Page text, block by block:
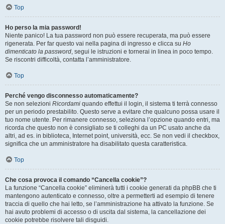
Top
Ho perso la mia password!
Niente panico! La tua password non può essere recuperata, ma può essere
rigenerata. Per far questo vai nella pagina di ingresso e clicca su Ho
dimenticato la password, segui le istruzioni e tornerai in linea in poco tempo.
Se riscontri difficoltà, contatta l’amministratore.
Top
Perché vengo disconnesso automaticamente?
Se non selezioni Ricordami quando effettui il login, il sistema ti terrà connesso
per un periodo prestabilito. Questo serve a evitare che qualcuno possa usare il
tuo nome utente. Per rimanere connesso, seleziona l’opzione quando entri, ma
ricorda che questo non è consigliato se ti colleghi da un PC usato anche da
altri, ad es. in biblioteca, Internet point, università, ecc. Se non vedi il checkbox,
significa che un amministratore ha disabilitato questa caratteristica.
Top
Che cosa provoca il comando “Cancella cookie”?
La funzione “Cancella cookie” eliminerà tutti i cookie generati da phpBB che ti
mantengono autenticato e connesso, oltre a permetterti ad esempio di tenere
traccia di quello che hai letto, se l’amministrazione ha attivato la funzione. Se
hai avuto problemi di accesso o di uscita dal sistema, la cancellazione dei
cookie potrebbe risolvere tali disguidi.